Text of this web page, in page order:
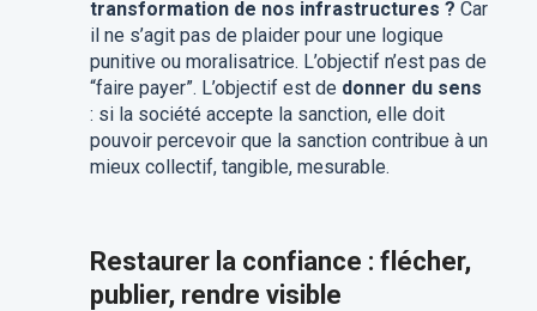
transformation de nos infrastructures ? Car
il ne s’agit pas de plaider pour une logique
punitive ou moralisatrice. L’objectif n’est pas de
“faire payer”. L’objectif est de donner du sens
: si la société accepte la sanction, elle doit
pouvoir percevoir que la sanction contribue à un
mieux collectif, tangible, mesurable.
Restaurer la confiance : flécher,
publier, rendre visible